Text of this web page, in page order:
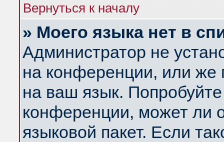
Вернуться к началу
» Моего языка нет в
Администратор не
на конференции, или же
на ваш язык.
конференции, может ли
языковой пакет. Если